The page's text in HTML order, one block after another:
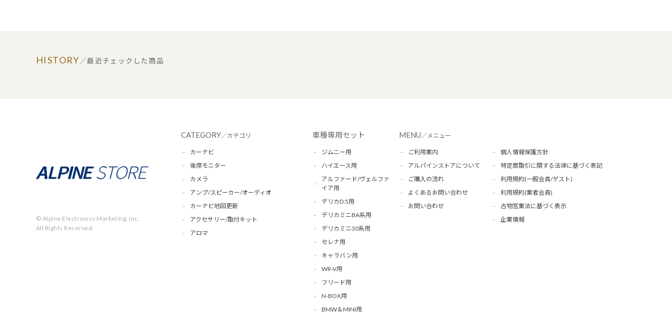
HISTORY／最近チェックした商品
© Alpine Electronics Marketing, Inc.
All Rights Reserved.
CATEGORY／カテゴリ
カーナビ
後席モニター
カメラ
アンプ/スピーカー/オーディオ
カーナビ地図更新
アクセサリー/取付キット
アロマ
車種専用セット
ジムニー用
ハイエース用
アルファード/ヴェルファ
イア用
デリカD:5用
デリカミニBA系用
デリカミニ30系用
セレナ用
キャラバン用
WR-V用
フリード用
N-BOX用
BMW＆MINI用
MENU／メニュー
ご利用案内
アルパインストアについて
ご購入の流れ
よくあるお問い合わせ
お問い合わせ
個人情報保護方針
特定商取引に関する法律に基づく表記
利用規約(一般会員/ゲスト)
利用規約(業者会員)
古物営業法に基づく表示
企業情報